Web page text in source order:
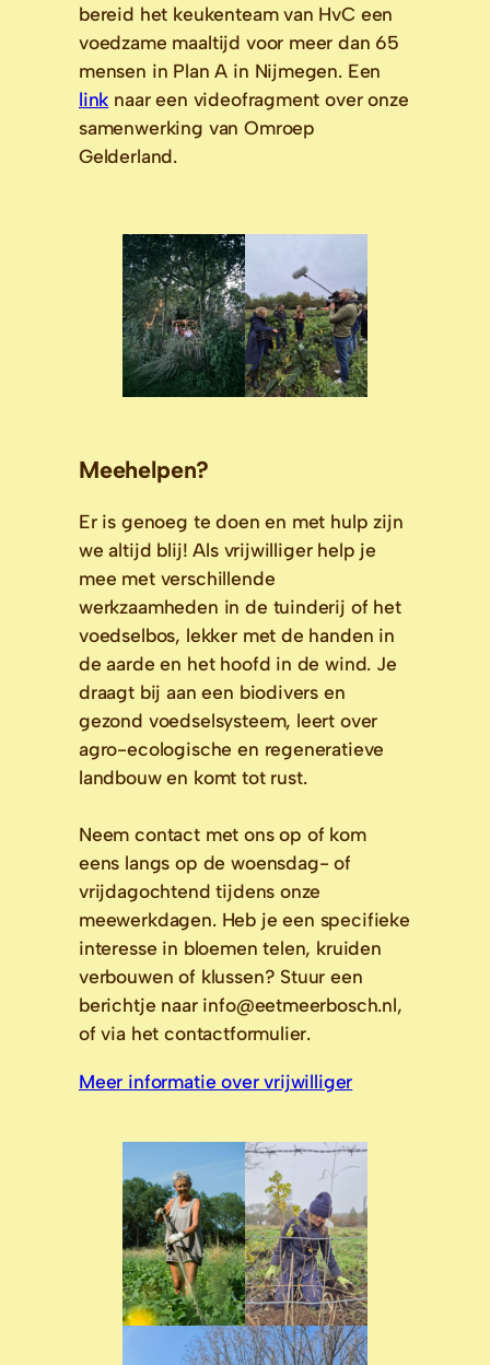
bereid het keukenteam van HvC een
voedzame maaltijd voor meer dan 65
link naar een videofragment over onze
samenwerking van Omroep
Gelderland.
Meehelpen?
Er is genoeg te doen en met hulp zijn
we altijd blij! Als vrijwilliger help je
mee met verschillende
werkzaamheden in de tuinderij of het
voedselbos, lekker met de handen in
de aarde en het hoofd in de wind. Je
draagt bij aan een biodivers en
gezond voedselsysteem, leert over
agro-ecologische en regeneratieve
landbouw en komt tot rust.
Neem contact met ons op of kom
eens langs op de woensdag- of
vrijdagochtend tijdens onze
meewerkdagen. Heb je een specifieke
interesse in bloemen telen, kruiden
verbouwen of klussen? Stuur een
berichtje naar info@eetmeerbosch.nl,
Meer informatie over vrijwilliger